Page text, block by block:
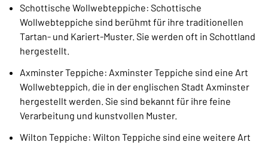
Schottische Wollwebteppiche: Schottische
Wollwebteppiche sind berühmt für ihre traditionellen
Tartan- und Kariert-Muster. Sie werden oft in Schottland
hergestellt.
Axminster Teppiche: Axminster Teppiche sind eine Art
Wollwebteppich, die in der englischen Stadt Axminster
hergestellt werden. Sie sind bekannt für ihre feine
Verarbeitung und kunstvollen Muster.
Wilton Teppiche: Wilton Teppiche sind eine weitere Art